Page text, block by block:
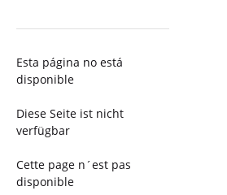
Esta página no está
disponible
Diese Seite ist nicht
verfügbar
Cette page n´est pas
disponible